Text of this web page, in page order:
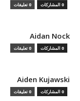
0 المشاركات 0 تعليقات
Aidan Nock
0 المشاركات 0 تعليقات
Aiden Kujawski
0 المشاركات 0 تعليقات